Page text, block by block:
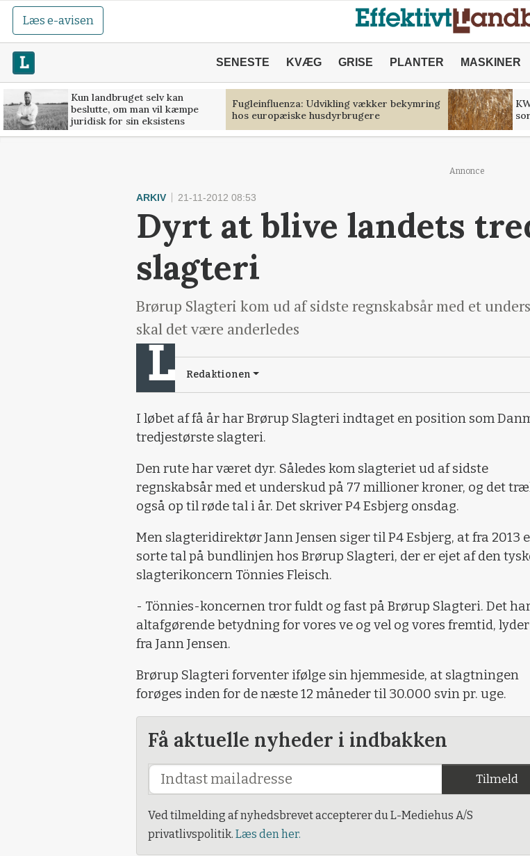
Læs e-avisen
SENESTE KVÆG GRISE PLANTER MASKINER
Kun landbruget selv kan
beslutte, om man vil kæmpe
juridisk for sin eksistens
Fugleinfluenza: Udvikling vækker bekymring
hos europæiske husdyrbrugere
Annonce
ARKIV 21-11-2012 08:53
Dyrt at blive landets
slagteri
Brørup Slagteri kom ud af sidste regnskabsår med et
skal det være anderledes
Redaktionen
I løbet af få år har Brørup Slagteri indtaget en position som
tredjestørste slagteri.
Den rute har været dyr. Således kom slagteriet ud af sidste
regnskabsår med et underskud på 77 millioner kroner, og det
også op til røde tal i år. Det skriver P4 Esbjerg onsdag.
Men slagteridirektør Jann Jensen siger til P4 Esbjerg, at fra 2013
sorte tal på bundlinjen hos Brørup Slagteri, der er ejet af den
slagterikoncern Tönnies Fleisch.
- Tönnies-koncernen tror fuldt og fast på Brørup Slagteri. Det
altafgørende betydning for vores ve og vel og vores fremtid,
fra Jann Jensen.
Brørup Slagteri forventer ifølge sin hjemmeside, at slagtningen
forøges inden for de næste 12 måneder til 30.000 svin pr. uge.
Få aktuelle nyheder i indbakken
Tilmeld
Ved tilmelding af nyhedsbrevet accepterer du L-Mediehus A/S
privatlivspolitik. Læs den her.